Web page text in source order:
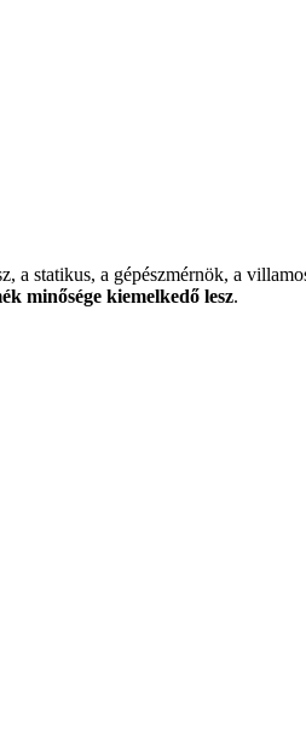
statikus, a gépészmérnök, a
minősége kiemelkedő lesz.